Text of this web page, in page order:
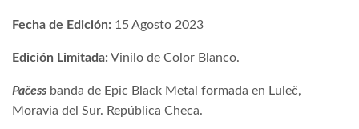
Fecha de Edición: 15 Agosto 2023
Edición Limitada: Vinilo de Color Blanco.
Pačess banda de Epic Black Metal formada en Luleč,
Moravia del Sur. República Checa.